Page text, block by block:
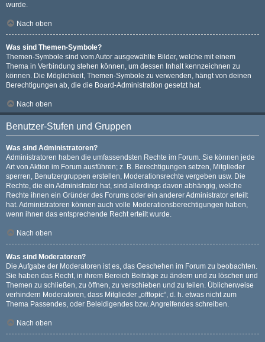
wurde.
Nach oben
Was sind Themen-Symbole?
Themen-Symbole sind vom Autor ausgewählte Bilder, welche mit einem
Thema in Verbindung stehen können, um dessen Inhalt kennzeichnen zu
können. Die Möglichkeit, Themen-Symbole zu verwenden, hängt von deinen
Berechtigungen ab, die die Board-Administration gesetzt hat.
Nach oben
Benutzer-Stufen und Gruppen
Was sind Administratoren?
Administratoren haben die umfassendsten Rechte im Forum. Sie können jede
Art von Aktion im Forum ausführen; z. B. Berechtigungen setzen, Mitglieder
sperren, Benutzergruppen erstellen, Moderationsrechte vergeben usw. Die
Rechte, die ein Administrator hat, sind allerdings davon abhängig, welche
Rechte ihnen ein Gründer des Forums oder ein anderer Administrator erteilt
hat. Administratoren können auch volle Moderationsberechtigungen haben,
wenn ihnen das entsprechende Recht erteilt wurde.
Nach oben
Was sind Moderatoren?
Die Aufgabe der Moderatoren ist es, das Geschehen im Forum zu beobachten.
Sie haben das Recht, in ihrem Bereich Beiträge zu ändern und zu löschen und
Themen zu schließen, zu öffnen, zu verschieben und zu teilen. Üblicherweise
verhindern Moderatoren, dass Mitglieder „offtopic“, d. h. etwas nicht zum
Thema Passendes, oder Beleidigendes bzw. Angreifendes schreiben.
Nach oben